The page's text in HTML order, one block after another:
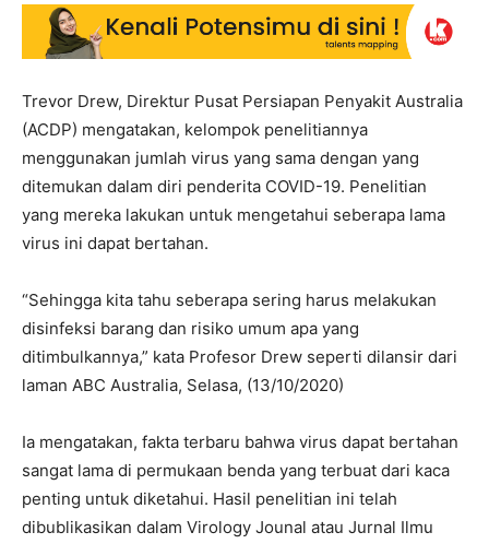
Trevor Drew, Direktur Pusat Persiapan Penyakit Australia
(ACDP) mengatakan, kelompok penelitiannya
menggunakan jumlah virus yang sama dengan yang
ditemukan dalam diri penderita COVID-19. Penelitian
yang mereka lakukan untuk mengetahui seberapa lama
virus ini dapat bertahan.
“Sehingga kita tahu seberapa sering harus melakukan
disinfeksi barang dan risiko umum apa yang
ditimbulkannya,” kata Profesor Drew seperti dilansir dari
laman ABC Australia, Selasa, (13/10/2020)
Ia mengatakan, fakta terbaru bahwa virus dapat bertahan
sangat lama di permukaan benda yang terbuat dari kaca
penting untuk diketahui. Hasil penelitian ini telah
dibublikasikan dalam Virology Jounal atau Jurnal Ilmu